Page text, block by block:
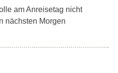
am Anreisetag nicht
nächsten Morgen